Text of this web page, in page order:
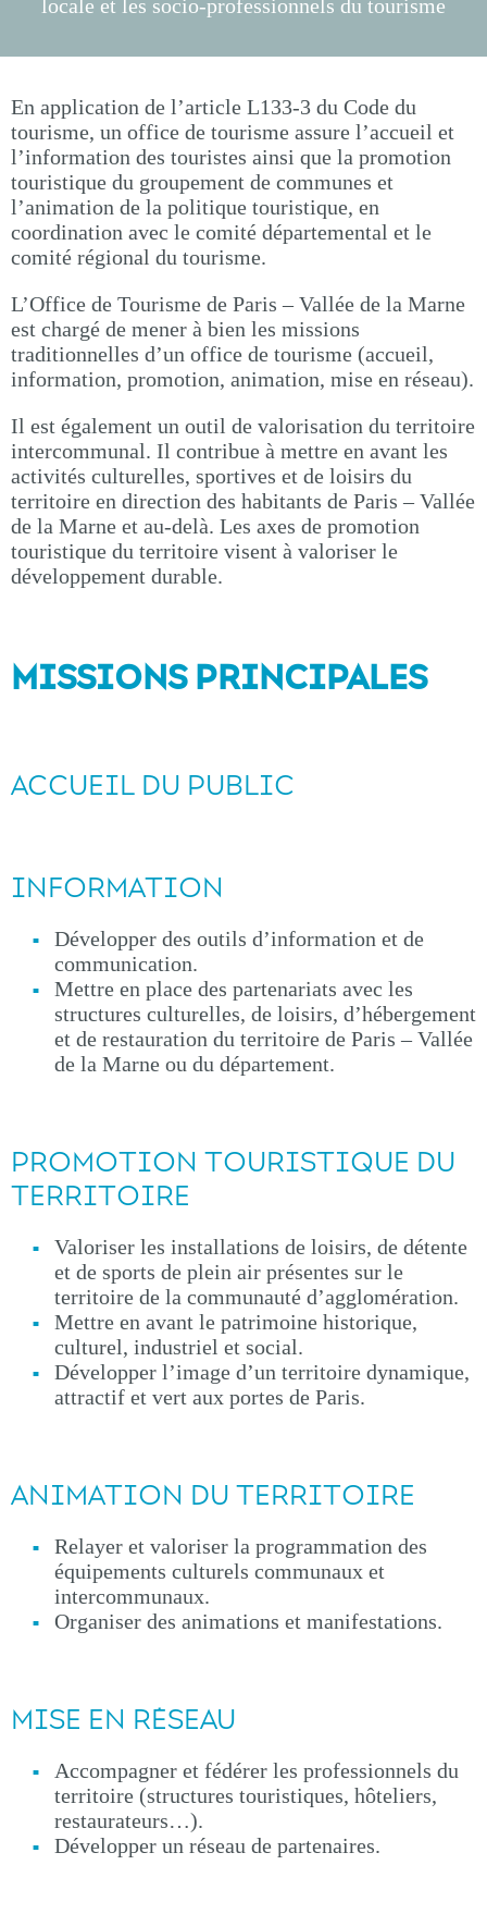
locale et les socio-professionnels du tourisme
En application de l’article L133-3 du Code du
tourisme, un office de tourisme assure l’accueil et
l’information des touristes ainsi que la promotion
touristique du groupement de communes et
l’animation de la politique touristique, en
coordination avec le comité départemental et le
comité régional du tourisme.
L’Office de Tourisme de Paris – Vallée de la Marne
est chargé de mener à bien les missions
traditionnelles d’un office de tourisme (accueil,
information, promotion, animation, mise en réseau).
Il est également un outil de valorisation du territoire
intercommunal. Il contribue à mettre en avant les
activités culturelles, sportives et de loisirs du
territoire en direction des habitants de Paris – Vallée
de la Marne et au-delà. Les axes de promotion
touristique du territoire visent à valoriser le
développement durable.
MISSIONS PRINCIPALES
ACCUEIL DU PUBLIC
INFORMATION
Développer des outils d’information et de
communication.
Mettre en place des partenariats avec les
structures culturelles, de loisirs, d’hébergement
et de restauration du territoire de Paris – Vallée
de la Marne ou du département.
PROMOTION TOURISTIQUE DU
TERRITOIRE
Valoriser les installations de loisirs, de détente
et de sports de plein air présentes sur le
territoire de la communauté d’agglomération.
Mettre en avant le patrimoine historique,
culturel, industriel et social.
Développer l’image d’un territoire dynamique,
attractif et vert aux portes de Paris.
ANIMATION DU TERRITOIRE
Relayer et valoriser la programmation des
équipements culturels communaux et
intercommunaux.
Organiser des animations et manifestations.
MISE EN RÉSEAU
Accompagner et fédérer les professionnels du
territoire (structures touristiques, hôteliers,
restaurateurs…).
Développer un réseau de partenaires.